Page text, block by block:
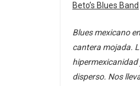
Beto’s Blues Band
Blues mexicano
cantera mojada.
disperso. Nos